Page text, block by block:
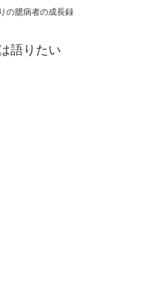
の臆病者の成長録
語りたい